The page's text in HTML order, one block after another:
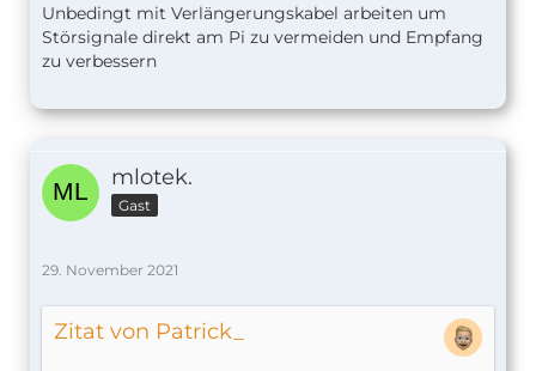
Unbedingt mit Verlängerungskabel arbeiten um
Störsignale direkt am Pi zu vermeiden und Empfang
zu verbessern
mlotek.
Gast
29. November 2021
Zitat von Patrick_